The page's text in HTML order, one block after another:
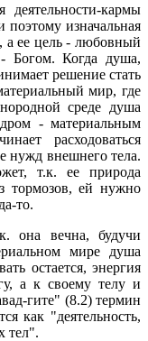
деятельности-кармы
изначальная
а ее цель - любовный
Богом. Когда душа,
решение стать
мир, где
среде душа
- материальным
расходоваться
нужд внешнего тела.
т.к. ее природа
тормозов, ей нужно
то.
она вечна, будучи
мире душа
остается, энергия
а к своему телу и
гите" (8.2) термин
как "деятельность,
тел".